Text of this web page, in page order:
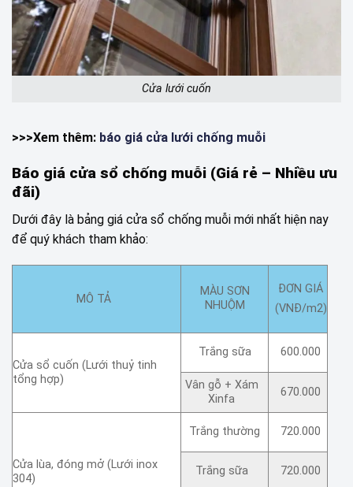
Cửa lưới cuốn
>>>Xem thêm: báo giá cửa lưới chống muỗi
Báo giá cửa sổ chống muỗi (Giá rẻ – Nhiều ưu
đãi)
Dưới đây là bảng giá cửa sổ chống muỗi mới nhất hiện nay
để quý khách tham khảo:
MÔ TẢ
MÀU SƠN
NHUỘM
ĐƠN GIÁ
(VNĐ/m2)
Cửa sổ cuốn (Lưới thuỷ tinh
tổng hợp)
Trắng sữa 600.000
Vân gỗ + Xám
Xinfa
670.000
Cửa lùa, đóng mở (Lưới inox
304)
Trắng thường 720.000
Trắng sữa 720.000